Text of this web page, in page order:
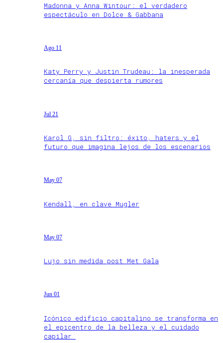
Madonna y Anna Wintour: el verdadero
espectáculo en Dolce & Gabbana
Ago 11
Katy Perry y Justin Trudeau: la inesperada
cercanía que despierta rumores
Jul 21
Karol G, sin filtro: éxito, haters y el
futuro que imagina lejos de los escenarios
May 07
Kendall, en clave Mugler
May 07
Lujo sin medida post Met Gala
Jun 01
Icónico edificio capitalino se transforma en
el epicentro de la belleza y el cuidado
capilar